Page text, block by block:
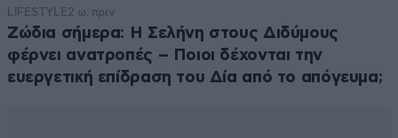
LIFESTYLE 2 ω. πριν
Ζώδια σήμερα: Η Σελήνη στους Διδύμους
φέρνει ανατροπές – Ποιοι δέχονται την
ευεργετική επίδραση του Δία από το απόγευμα;